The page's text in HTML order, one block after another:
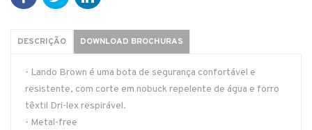
DESCRIÇÃO DOWNLOAD BROCHURAS
- Lando Brown é uma bota de segurança confortável e
resistente, com corte em nobuck repelente de água e forro
têxtil Dri-lex respirável.
- Metal-free